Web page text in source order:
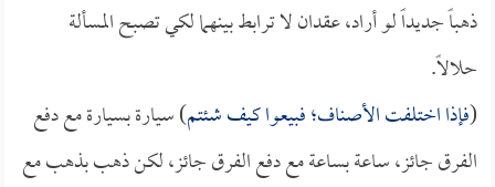
ذهباً جديداً لو أراد، عقدان لا ترابط بينهما لكي تصبح المسألة
حلالاً.
(فإذا اختلفت الأصناف؛ فبيعوا كيف شئتم) سيارة بسيارة مع دفع
الفرق جائز، ساعة بساعة مع دفع الفرق جائز، لكن ذهب بذهب مع